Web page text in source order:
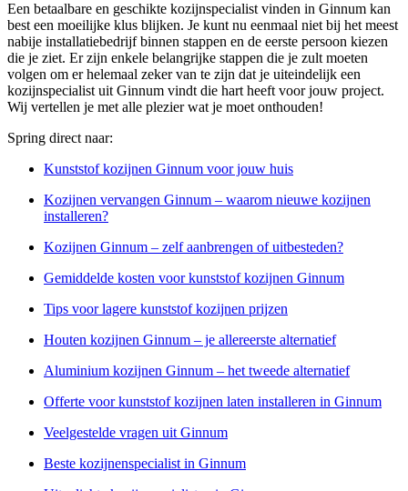
Een betaalbare en geschikte kozijnspecialist vinden in Ginnum kan
best een moeilijke klus blijken. Je kunt nu eenmaal niet bij het meest
nabije installatiebedrijf binnen stappen en de eerste persoon kiezen
die je ziet. Er zijn enkele belangrijke stappen die je zult moeten
volgen om er helemaal zeker van te zijn dat je uiteindelijk een
kozijnspecialist uit Ginnum vindt die hart heeft voor jouw project.
Wij vertellen je met alle plezier wat je moet onthouden!
Spring direct naar:
Kunststof kozijnen Ginnum voor jouw huis
Kozijnen vervangen Ginnum – waarom nieuwe kozijnen
installeren?
Kozijnen Ginnum – zelf aanbrengen of uitbesteden?
Gemiddelde kosten voor kunststof kozijnen Ginnum
Tips voor lagere kunststof kozijnen prijzen
Houten kozijnen Ginnum – je allereerste alternatief
Aluminium kozijnen Ginnum – het tweede alternatief
Offerte voor kunststof kozijnen laten installeren in Ginnum
Veelgestelde vragen uit Ginnum
Beste kozijnenspecialist in Ginnum